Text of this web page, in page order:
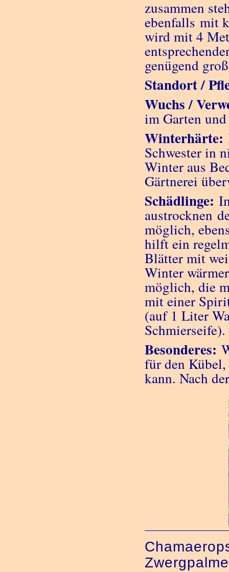
zusammen
ebenfalls mit
wird mit 4
genügend
Standort /
Wuchs /
im Garten
Winterhärte:
Schwester in
Winter aus
Gärtnerei
Schädlinge:
austrocknen
möglich,
hilft ein
Blätter mit
Winter
möglich, die
mit einer
(auf 1 Liter
Schmierseife).
Besonderes:
für den
kann. Nach
Zwergpalme